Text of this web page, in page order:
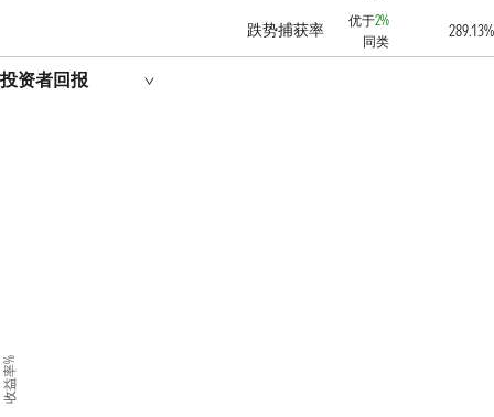
跌势捕获率 优于2%
同类
289.13%
投资者回报
收益率%